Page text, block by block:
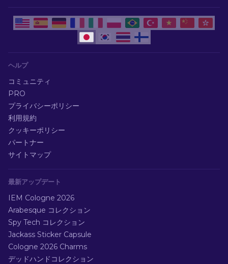
ヘルプ
コミュニティ
PRO
プライバシーポリシー
利用規約
クッキーポリシー
パートナー
サイトマップ
最新アップデート
IEM Cologne 2026
Arabesque コレクション
Spy Tech コレクション
Jackass Sticker Capsule
Cologne 2026 Charms
デッドハンドコレクション